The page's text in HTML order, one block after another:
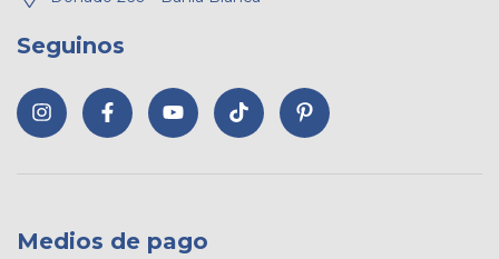
Seguinos
Medios de pago